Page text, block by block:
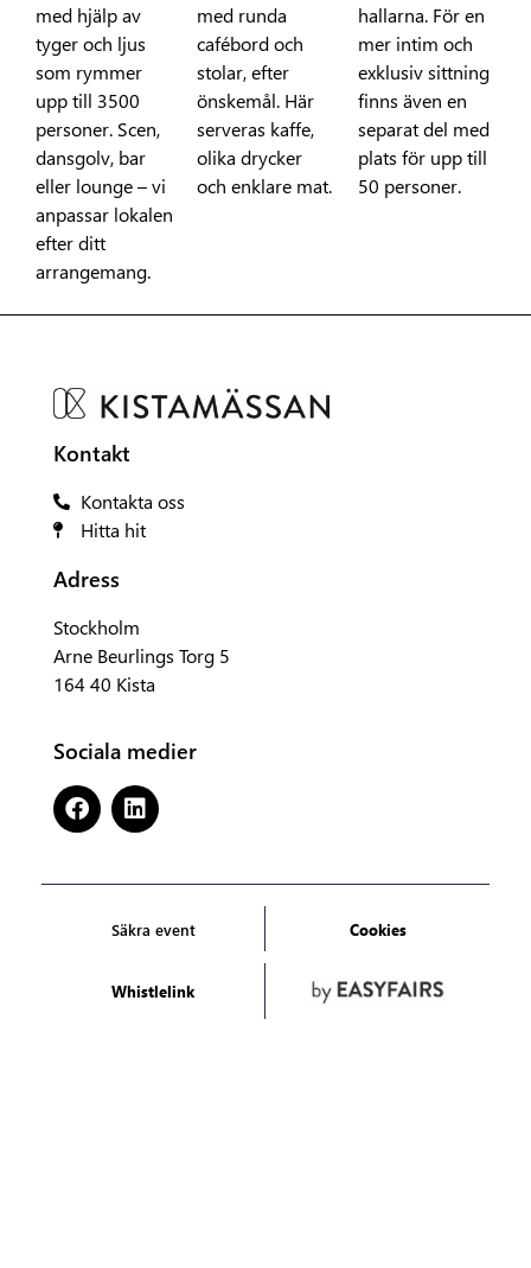
med hjälp av
tyger och ljus
som rymmer
upp till 3500
personer. Scen,
dansgolv, bar
eller lounge – vi
anpassar lokalen
efter ditt
arrangemang.
med runda
cafébord och
stolar, efter
önskemål. Här
serveras kaffe,
olika drycker
och enklare mat.
hallarna. För en
mer intim och
exklusiv sittning
finns även en
separat del med
plats för upp till
50 personer.
Kontakt
Kontakta oss
Hitta hit
Adress
Stockholm
Arne Beurlings Torg 5
164 40 Kista
Sociala medier
Säkra event Cookies
Whistlelink